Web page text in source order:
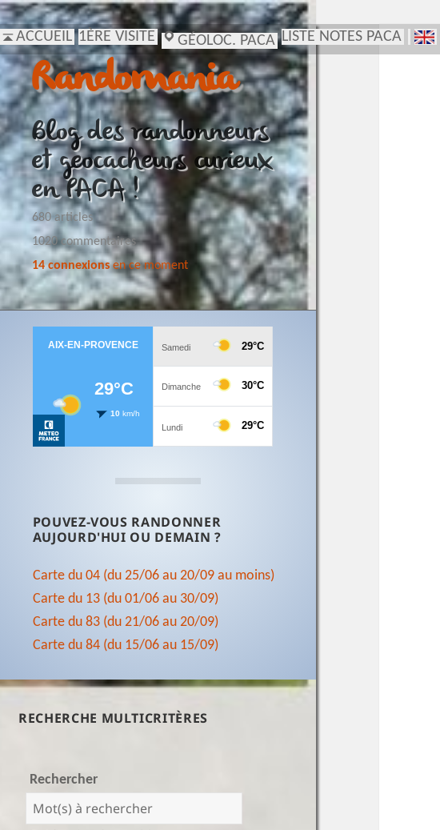
ACCUEIL 1ÈRE VISITE GÉOLOC. PACA LISTE NOTES PACA
Randomania
Blog des randonneurs
et geocacheurs curieux
en PACA !
680 articles
1020 commentaires
14 connexionsen ce moment
POUVEZ-VOUS RANDONNER
AUJOURD'HUI OU DEMAIN ?
Carte du 04 (du 25/06 au 20/09 au moins)
Carte du 13 (du 01/06 au 30/09)
Carte du 83 (du 21/06 au 20/09)
Carte du 84 (du 15/06 au 15/09)
RECHERCHE MULTICRITÈRES
Rechercher